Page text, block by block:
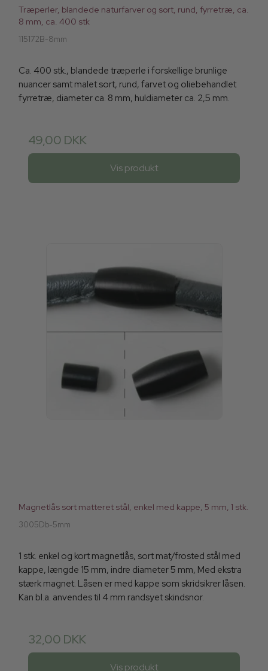
Træperler, blandede naturfarver og sort, rund, fyrretræ, ca.
8 mm, ca. 400 stk
115172B-8mm
Ca. 400 stk., blandede træperle i forskellige brunlige
nuancer samt malet sort, rund, farvet og oliebehandlet
fyrretræ, diameter ca. 8 mm, huldiameter ca. 2,5 mm.
49,00 DKK
Vis produkt
Magnetlås sort matteret stål, enkel med kappe, 5 mm, 1 stk.
3005Db-5mm
1 stk. enkel og kort magnetlås, sort mat/frosted stål med
kappe, længde 15 mm, indre diameter 5 mm, Med ekstra
stærk magnet. Låsen er med kappe som skridsikrer låsen.
Kan bl.a. anvendes til 4 mm randsyet skindsnor.
32,00 DKK
Vis produkt